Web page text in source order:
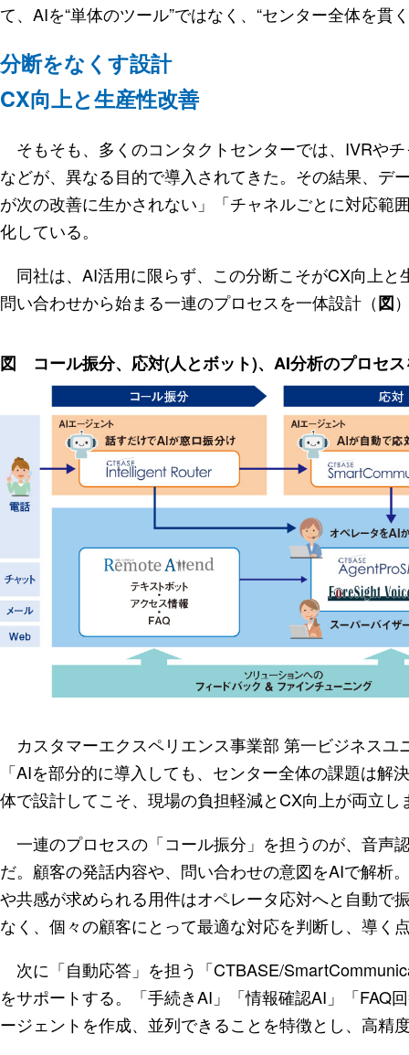
て、AIを“単体のツール”ではなく、“センター全体を
分断をなくす設計
CX向上と生産性改善
そもそも、多くのコンタクトセンターでは、IVRや
などが、異なる目的で導入されてきた。その結果、デ
が次の改善に生かされない」「チャネルごとに対応範
化している。
同社は、AI活用に限らず、この分断こそがCX向上
問い合わせから始まる一連のプロセスを一体設計（図
図 コール振分、応対(人とボット)、AI分析のプロセ
カスタマーエクスペリエンス事業部 第一ビジネスユ
「AIを部分的に導入しても、センター全体の課題は
体で設計してこそ、現場の負担軽減とCX向上が両立し
一連のプロセスの「コール振分」を担うのが、音声
だ。顧客の発話内容や、問い合わせの意図をAIで解析
や共感が求められる用件はオペレータ応対へと自動で
なく、個々の顧客にとって最適な対応を判断し、導く
次に「自動応答」を担う「CTBASE/
をサポートする。「手続きAI」「情報確認AI」「FAQ
ージェントを作成、並列できることを特徴とし、高精